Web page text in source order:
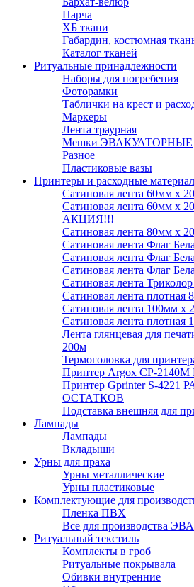
Парча
ХБ ткани
Габардин, костюмная
Каталог тканей
Ритуальные принадлежности
Наборы для погребения
Фоторамки
Таблички на крест и
Маркеры
Лента траурная
Мешки ЭВАКУАТОРНЫЕ
Разное
Пластиковые вазы
Принтеры и расходные
Сатиновая лента 60мм х
Сатиновая лента 60мм х
АКЦИЯ!!!
Сатиновая лента 80мм х
Сатиновая лента Флаг
Сатиновая лента Флаг
Сатиновая лента Флаг
Сатиновая лента
Сатиновая лента плотная
Сатиновая лента 100мм х
Сатиновая лента плотная
Лента глянцевая для
200м
Термоголовка для
Принтер Argox CP-2140M
Принтер Gprinter S-
ОСТАТКОВ
Подставка внешняя для
Лампады
Лампады
Вкладыши
Урны для праха
Урны металлические
Урны пластиковые
Комплектующие для
Пленка ПВХ
Все для производства
Ритуальный текстиль
Комплекты в гроб
Ритуальные покрывала
Обивки внутренние